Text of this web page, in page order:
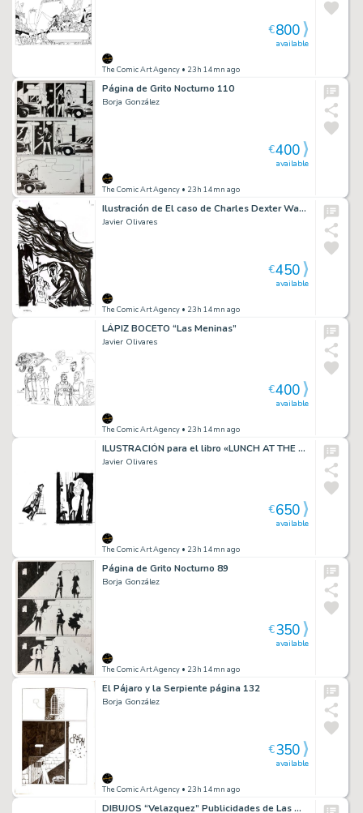
The Comic Art Agency • 23h 14mn ago
available
€800
Página de Grito Nocturno 110
Borja González
The Comic Art Agency • 23h 14mn ago
available
€400
Ilustración de El caso de Charles Dexter Ward, de HP Lovecraft
Javier Olivares
The Comic Art Agency • 23h 14mn ago
available
€450
LÁPIZ BOCETO “Las Meninas”
Javier Olivares
The Comic Art Agency • 23h 14mn ago
available
€400
ILUSTRACIÓN para el libro «LUNCH AT THE GOTHAM CAFÉ» (Almuerzo en el Gotham Café), de Stephen King.
Javier Olivares
The Comic Art Agency • 23h 14mn ago
available
€650
Página de Grito Nocturno 89
Borja González
The Comic Art Agency • 23h 14mn ago
available
€350
El Pájaro y la Serpiente página 132
Borja González
The Comic Art Agency • 23h 14mn ago
available
€350
DIBUJOS “Velazquez” Publicidades de Las Meninas